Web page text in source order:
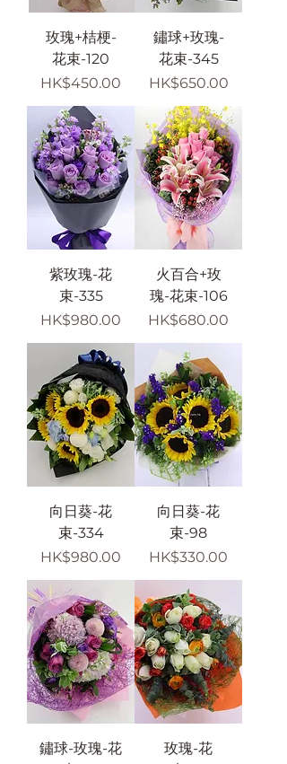
玫瑰+桔梗-
花束-120
價格
HK$450.00
鏽球+玫瑰-
花束-345
價格
HK$650.00
紫玫瑰-花
束-335
價格
HK$980.00
火百合+玫
瑰-花束-106
價格
HK$680.00
向日葵-花
束-334
價格
HK$980.00
向日葵-花
束-98
價格
HK$330.00
鏽球-玫瑰-花
玫瑰-花